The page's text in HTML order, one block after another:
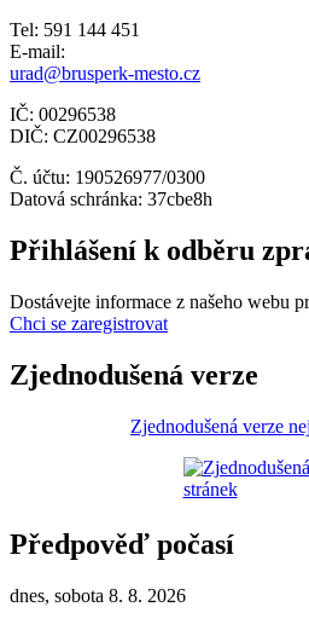
Tel: 591 144 451
E-mail:
urad@brusperk-mesto.cz
IČ: 00296538
DIČ: CZ00296538
Č. účtu: 190526977/0300
Datová schránka: 37cbe8h
Přihlášení k odběru
Dostávejte informace z našeho webu
Chci se zaregistrovat
Zjednodušená verze
Zjednodušená verze
Předpověď počasí
dnes, sobota 8. 8. 2026